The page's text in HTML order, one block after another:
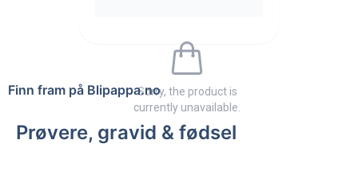
Sorry, the product is
currently unavailable.
Finn fram på Blipappa.no
Prøvere, gravid & fødsel